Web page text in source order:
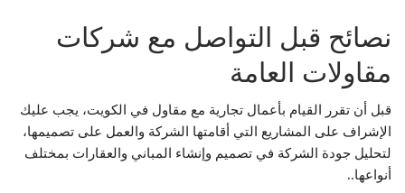
نصائح قبل التواصل مع شركات
مقاولات العامة
قبل أن تقرر القيام بأعمال تجارية مع مقاول في الكويت، يجب عليك
الإشراف على المشاريع التي أقامتها الشركة والعمل على تصميمها،
لتحليل جودة الشركة في تصميم وإنشاء المباني والعقارات بمختلف
أنواعها..